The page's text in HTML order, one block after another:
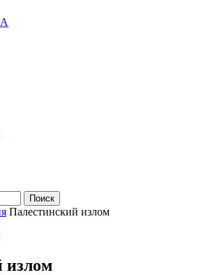
Палестинский излом
излом